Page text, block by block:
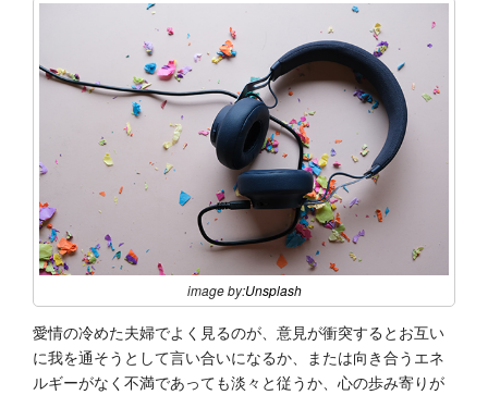
image by:Unsplash
愛情の冷めた夫婦でよく見るのが、意見が衝突するとお互い
に我を通そうとして言い合いになるか、または向き合うエネ
ルギーがなく不満であっても淡々と従うか、心の歩み寄りが